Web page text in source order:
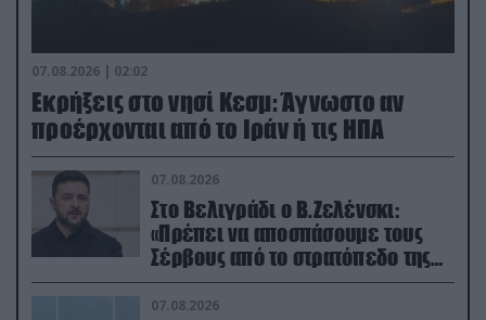
07.08.2026 | 02:02
Εκρήξεις στο νησί Κεσμ: Άγνωστο αν
προέρχονται από το Ιράν ή τις ΗΠΑ
07.08.2026
Στο Βελιγράδι ο Β.Ζελένσκι:
«Πρέπει να αποσπάσουμε τους
Σέρβους από το στρατόπεδο της
Ρωσίας»
07.08.2026